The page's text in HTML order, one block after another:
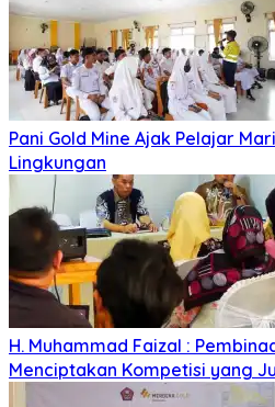
Pani Gold Mine Ajak Pelajar
Lingkungan
H. Muhammad Faizal :
Menciptakan Kompetisi yang